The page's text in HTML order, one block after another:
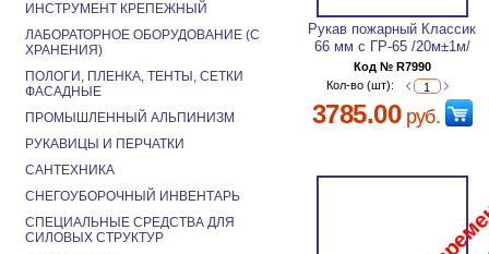
Рукав пожарный Классик
66 мм с ГР-65 /20м±1м/
Код № R7990
Кол-во (шт):
3785.00руб.
ИНСТРУМЕНТ КРЕПЕЖНЫЙ
ЛАБОРАТОРНОЕ ОБОРУДОВАНИЕ (С
ХРАНЕНИЯ)
ПОЛОГИ, ПЛЕНКА, ТЕНТЫ, СЕТКИ
ФАСАДНЫЕ
ПРОМЫШЛЕННЫЙ АЛЬПИНИЗМ
РУКАВИЦЫ И ПЕРЧАТКИ
САНТЕХНИКА
СНЕГОУБОРОЧНЫЙ ИНВЕНТАРЬ
СПЕЦИАЛЬНЫЕ СРЕДСТВА ДЛЯ
СИЛОВЫХ СТРУКТУР